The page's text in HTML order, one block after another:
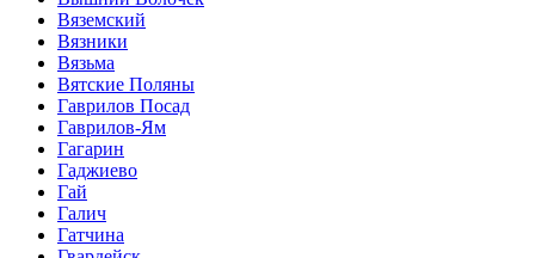
Вяземский
Вязники
Вязьма
Вятские Поляны
Гаврилов Посад
Гаврилов-Ям
Гагарин
Гаджиево
Гай
Галич
Гатчина